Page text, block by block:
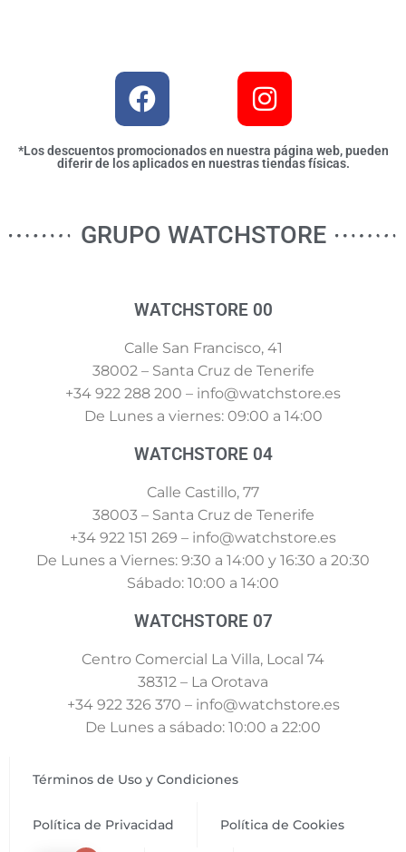
*Los descuentos promocionados en nuestra página web, pueden
diferir de los aplicados en nuestras tiendas físicas.
GRUPO WATCHSTORE
WATCHSTORE 00
Calle San Francisco, 41
38002 – Santa Cruz de Tenerife
+34 922 288 200 – info@watchstore.es
De Lunes a viernes: 09:00 a 14:00
WATCHSTORE 04
Calle Castillo, 77
38003 – Santa Cruz de Tenerife
+34 922 151 269 – info@watchstore.es
De Lunes a Viernes: 9:30 a 14:00 y 16:30 a 20:30
Sábado: 10:00 a 14:00
WATCHSTORE 07
Centro Comercial La Villa, Local 74
38312 – La Orotava
+34 922 326 370 – info@watchstore.es
De Lunes a sábado: 10:00 a 22:00
Términos de Uso y Condiciones
Política de Privacidad Política de Cookies